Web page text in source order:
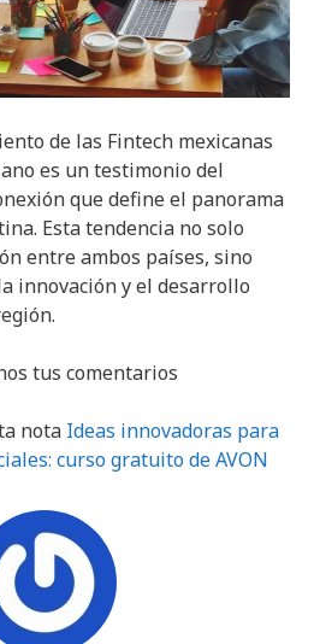
de las Fintech mexicanas
es un testimonio del
que define el panorama
Esta tendencia no solo
entre ambos países, sino
innovación y el desarrollo
tus comentarios
nota Ideas innovadoras para
curso gratuito de AVON